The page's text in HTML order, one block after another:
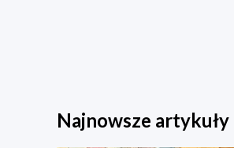
Najnowsze artykuły